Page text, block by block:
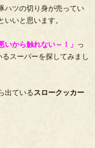
ハツの切り身が売ってい
いと思います。
いから触れない～！」 っ
スーパーを探してみまし
出ているスロークッカー